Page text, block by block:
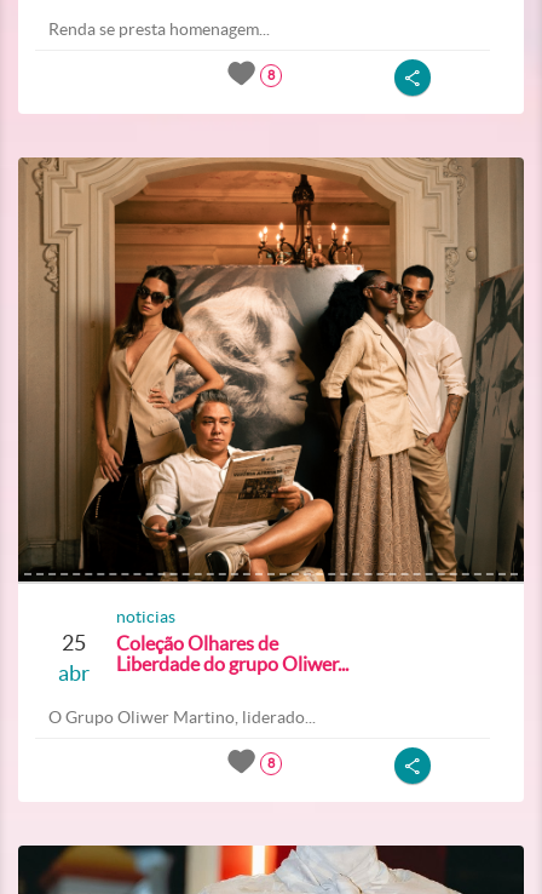
Renda se presta homenagem...
8
25
abr
noticias
Coleção Olhares de
Liberdade do grupo Oliwer...
O Grupo Oliwer Martino, liderado...
8